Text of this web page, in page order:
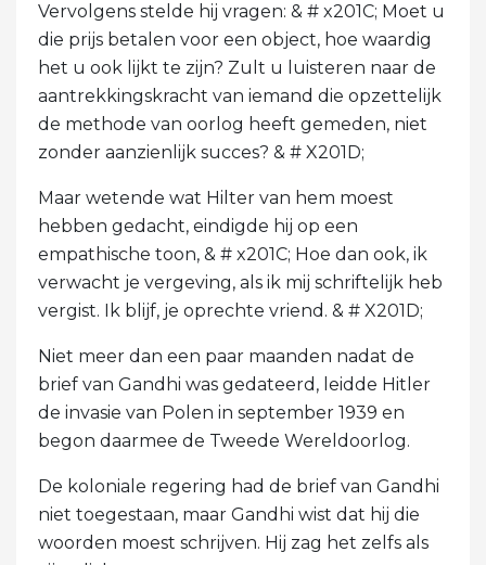
Vervolgens stelde hij vragen: & # x201C; Moet u
die prijs betalen voor een object, hoe waardig
het u ook lijkt te zijn? Zult u luisteren naar de
aantrekkingskracht van iemand die opzettelijk
de methode van oorlog heeft gemeden, niet
zonder aanzienlijk succes? & # X201D;
Maar wetende wat Hilter van hem moest
hebben gedacht, eindigde hij op een
empathische toon, & # x201C; Hoe dan ook, ik
verwacht je vergeving, als ik mij schriftelijk heb
vergist. Ik blijf, je oprechte vriend. & # X201D;
Niet meer dan een paar maanden nadat de
brief van Gandhi was gedateerd, leidde Hitler
de invasie van Polen in september 1939 en
begon daarmee de Tweede Wereldoorlog.
De koloniale regering had de brief van Gandhi
niet toegestaan, maar Gandhi wist dat hij die
woorden moest schrijven. Hij zag het zelfs als